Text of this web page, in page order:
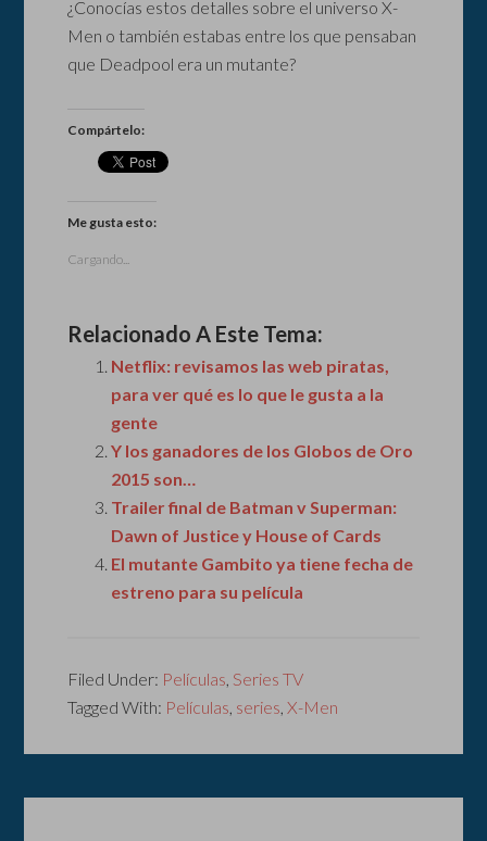
¿Conocías estos detalles sobre el universo X-
Men o también estabas entre los que pensaban
que Deadpool era un mutante?
Compártelo:
Me gusta esto:
Cargando...
Relacionado A Este Tema:
Netflix: revisamos las web piratas,
para ver qué es lo que le gusta a la
gente
Y los ganadores de los Globos de Oro
2015 son…
Trailer final de Batman v Superman:
Dawn of Justice y House of Cards
El mutante Gambito ya tiene fecha de
estreno para su película
Filed Under: Películas, Series TV
Tagged With: Películas, series,X-Men